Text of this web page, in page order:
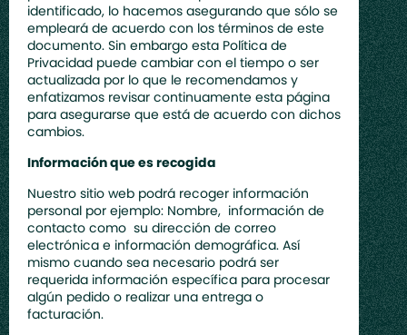
identificado, lo hacemos asegurando que sólo se
empleará de acuerdo con los términos de este
documento. Sin embargo esta Política de
Privacidad puede cambiar con el tiempo o ser
actualizada por lo que le recomendamos y
enfatizamos revisar continuamente esta página
para asegurarse que está de acuerdo con dichos
cambios.
Información que es recogida
Nuestro sitio web podrá recoger información
personal por ejemplo: Nombre, información de
contacto como su dirección de correo
electrónica e información demográfica. Así
mismo cuando sea necesario podrá ser
requerida información específica para procesar
algún pedido o realizar una entrega o
facturación.